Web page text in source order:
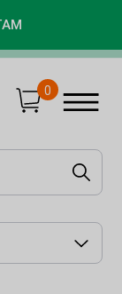
0